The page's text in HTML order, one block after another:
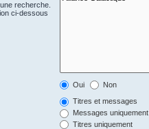
recherche.
ci-dessous
Oui Non
Titres et messages
Messages uniquement
Titres uniquement